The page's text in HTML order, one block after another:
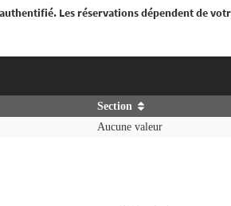
Les réservations dépendent de
Section
Aucune valeur